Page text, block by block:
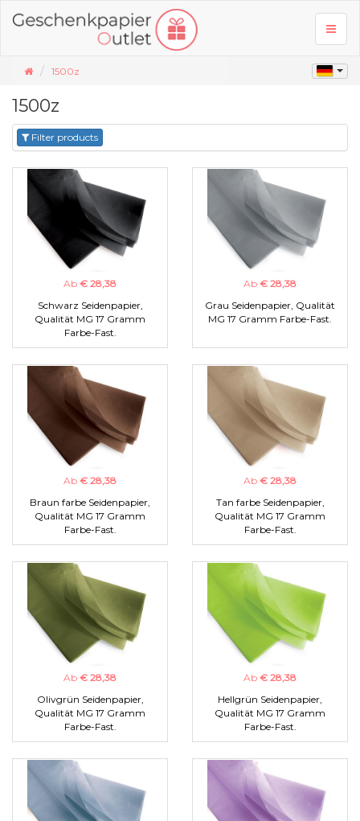
1500z
1500z
Filter products
Ab € 28,38
Schwarz Seidenpapier,
Qualität MG 17 Gramm
Farbe-Fast.
Ab € 28,38
Grau Seidenpapier, Qualität
MG 17 Gramm Farbe-Fast.
Ab € 28,38
Braun farbe Seidenpapier,
Qualität MG 17 Gramm
Farbe-Fast.
Ab € 28,38
Tan farbe Seidenpapier,
Qualität MG 17 Gramm
Farbe-Fast.
Ab € 28,38
Olivgrün Seidenpapier,
Qualität MG 17 Gramm
Farbe-Fast.
Ab € 28,38
Hellgrün Seidenpapier,
Qualität MG 17 Gramm
Farbe-Fast.